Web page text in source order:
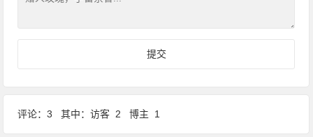
评论：3 其中：访客 2 博主 1